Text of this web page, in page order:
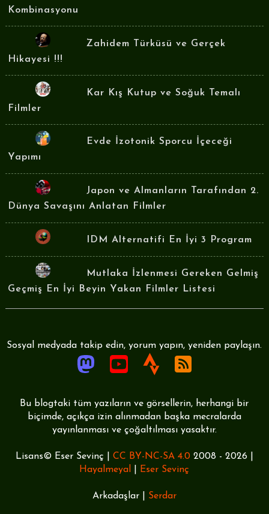
Kombinasyonu
Zahidem Türküsü ve Gerçek
Hikayesi !!!
Kar Kış Kutup ve Soğuk Temalı
Filmler
Evde İzotonik Sporcu İçeceği
Yapımı
Japon ve Almanların Tarafından 2.
Dünya Savaşını Anlatan Filmler
IDM Alternatifi En İyi 3 Program
Mutlaka İzlenmesi Gereken Gelmiş
Geçmiş En İyi Beyin Yakan Filmler Listesi
Sosyal medyada takip edin, yorum yapın, yeniden paylaşın.
Bu blogtaki tüm yazıların ve görsellerin, herhangi bir
biçimde, açıkça izin alınmadan başka mecralarda
yayınlanması ve çoğaltılması yasaktır.
Lisans© Eser Sevinç | CC BY-NC-SA 4.02008 - 2026 |
Hayalmeyal
Eser Sevinç
Arkadaşlar | Serdar